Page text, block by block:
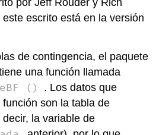
por Jeff Rouder y Rich
escrito está en la versión
de contingencia, el paquete
una función llamada
()
. Los datos que
son la tabla de
la variable de